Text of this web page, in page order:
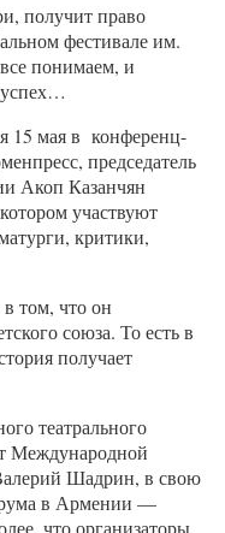
получит право
фестивале им.
понимаем, и
15 мая в конференц-
председатель
Акоп Казанчян
участвуют
критики,
том, что он
союза. То есть в
получает
театрального
Международной
Шадрин, в свою
в Армении —